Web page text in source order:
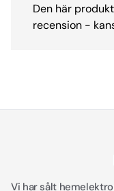
Den här
recension -
Vi har sålt